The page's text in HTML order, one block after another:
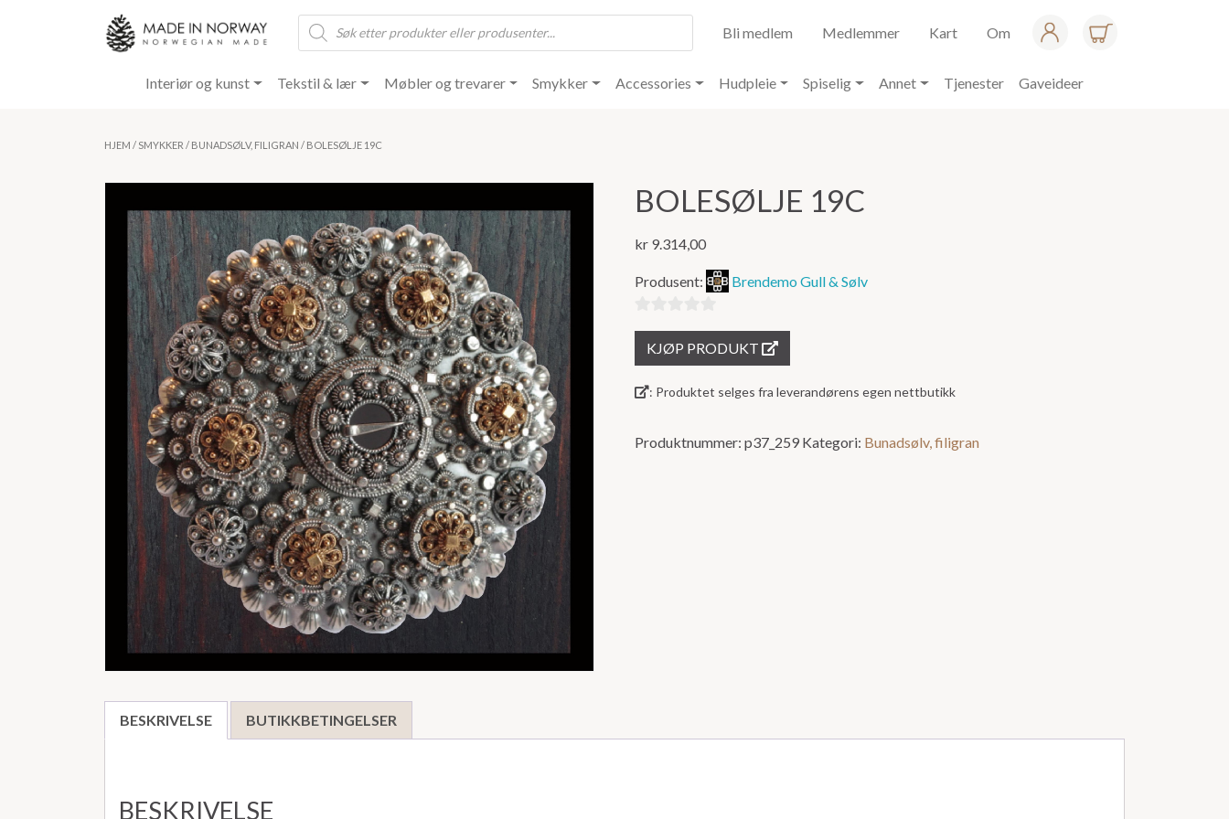
Products
search
Bli medlem Medlemmer Kart Om
Interiør og kunst Tekstil & lær Møbler og trevarer Smykker Accessories Hudpleie Spiselig Annet Tjenester Gaveideer
HJEM / SMYKKER / BUNADSØLV, FILIGRAN / BOLESØLJE 19C
BOLESØLJE 19C
kr 9.314,00
Produsent: Brendemo Gull & Sølv
ut
5
KJØP PRODUKT
: Produktet selges fra leverandørens egen nettbutikk
Produktnummer:p37_259 Kategori: Bunadsølv, filigran
BESKRIVELSE BUTIKKBETINGELSER
BESKRIVELSE